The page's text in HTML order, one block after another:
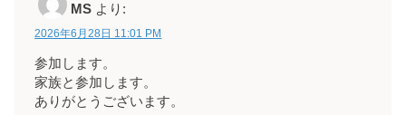
MS より:
2026年6月28日 11:01 PM
参加します。
家族と参加します。
ありがとうございます。